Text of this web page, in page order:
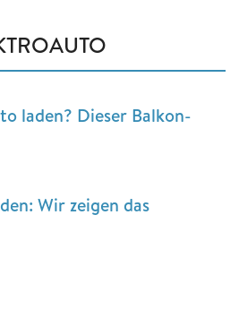
laden? Dieser Balkon-
Wir zeigen das